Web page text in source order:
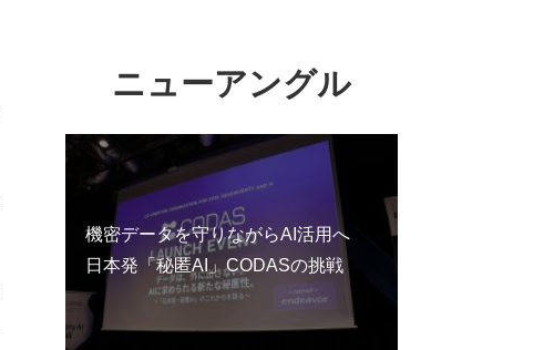
ニューアングル
機密データを守りながらAI活用へ
日本発「秘匿AI」CODASの挑戦